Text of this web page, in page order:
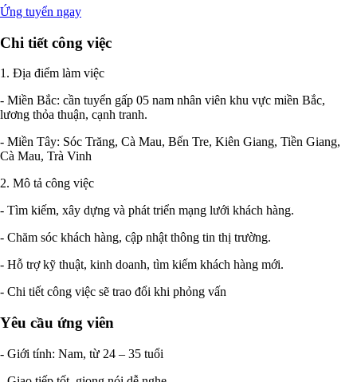
Ứng tuyển ngay
Chi tiết công việc
1. Địa điểm làm việc
- Miền Bắc: cần tuyển gấp 05 nam nhân viên khu vực miền Bắc,
lương thỏa thuận, cạnh tranh.
- Miền Tây: Sóc Trăng, Cà Mau, Bến Tre, Kiên Giang, Tiền Giang,
Cà Mau, Trà Vinh
2. Mô tả công việc
- Tìm kiếm, xây dựng và phát triển mạng lưới khách hàng.
- Chăm sóc khách hàng, cập nhật thông tin thị trường.
- Hỗ trợ kỹ thuật, kinh doanh, tìm kiếm khách hàng mới.
- Chi tiết công việc sẽ trao đổi khi phỏng vấn
Yêu cầu ứng viên
- Giới tính: Nam, từ 24 – 35 tuổi